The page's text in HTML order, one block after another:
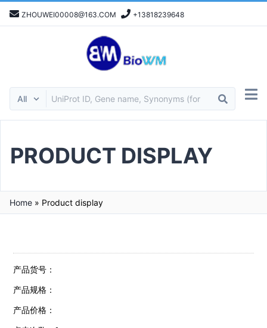
ZHOUWEI00008@163.COM +13818239648
PRODUCT DISPLAY
Home » Product display
产品货号：
产品规格：
产品价格：